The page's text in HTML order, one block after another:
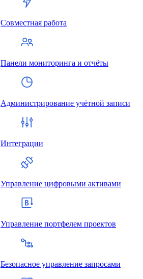
Совместная работа
Панели мониторинга и отчёты
Администрирование учётной записи
Интеграции
Управление цифровыми активами
Управление портфелем проектов
Безопасное управление запросами